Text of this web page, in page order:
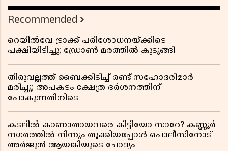
Recommended
റെയിൽവേ ട്രാക്ക് പരിശോധനയ്ക്കിടെ
പക്ഷിയിടിച്ചു; ഡ്രോൺ മരത്തിൽ കുടുങ്ങി
തിരുവല്ലത്ത് ബൈക്കിടിച്ച് രണ്ട് സഹോദരിമാർ
മരിച്ചു; അപകടം ക്ഷേത്ര ദർശനത്തിന്
പോകുന്നതിനിടെ
കടലിൽ കാണാതായവരെ കിട്ടിയോ സാറേ? കണ്ണൂർ
നഗരത്തിൽ നിന്നും തൂക്കിയപ്പോൾ പൊലീസിനോട്
അർജുൻ ആയങ്കിയുടെ ചോദ്യം